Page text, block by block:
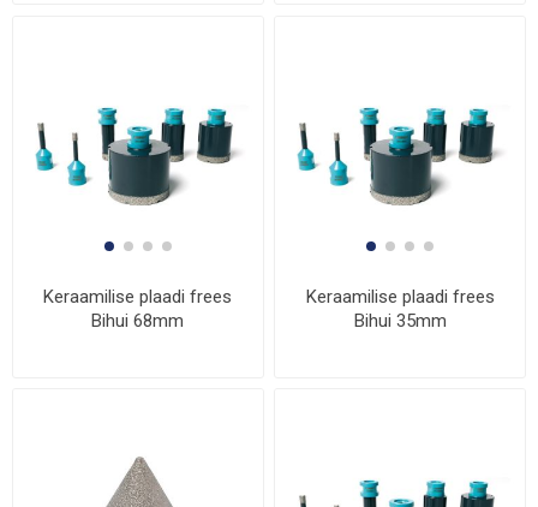
Keraamilise plaadi frees
Bihui 68mm
Keraamilise plaadi frees
Bihui 35mm